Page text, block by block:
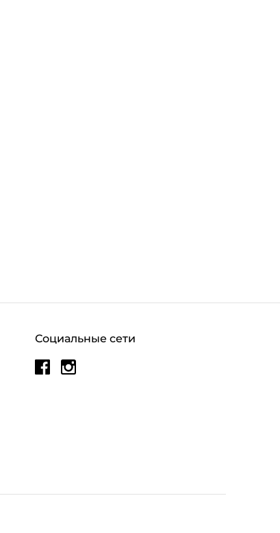
Социальные сети